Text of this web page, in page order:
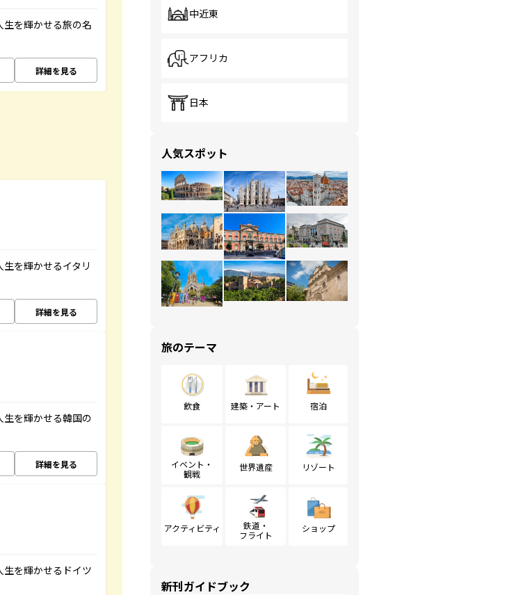
を輝かせる旅の名
詳細を見る
を輝かせるイタリ
詳細を見る
を輝かせる韓国の
詳細を見る
を輝かせるドイツ
中近東
アフリカ
日本
人気スポット
旅のテーマ
飲食 建築・アート 宿泊
イベント・
観戦
世界遺産 リゾート
アクティビティ
鉄道・
フライト
ショップ
新刊ガイドブック